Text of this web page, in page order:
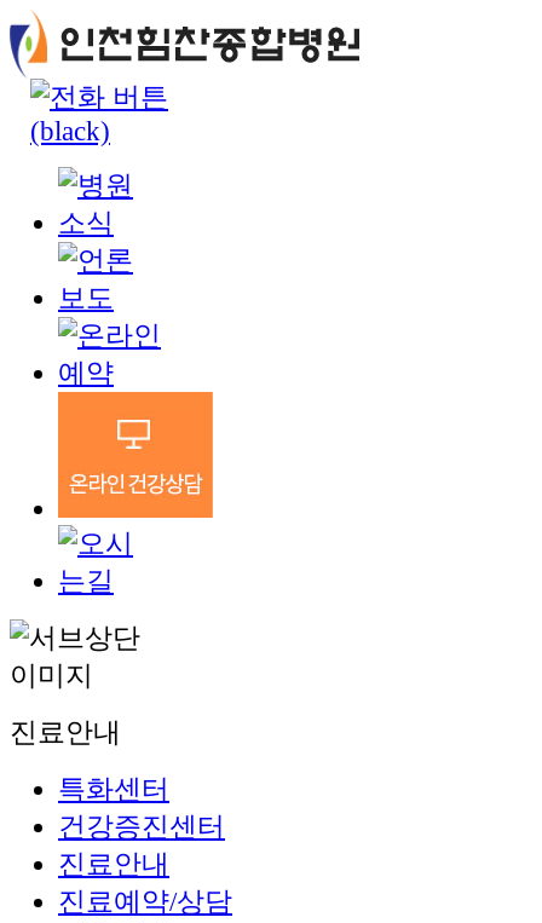
진료안내
특화센터
건강증진센터
진료안내
진료예약/상담